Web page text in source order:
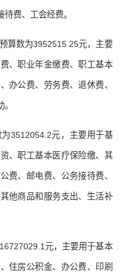
费、工会经费。
算数为3952515.25元，主要
、职业年金缴费、职工基本
办公费、劳务费、退休费、
3512054.2元，主要用于基
、职工基本医疗保险缴、其
费、邮电费、公务接待费、
他商品和服务支出、生活补
元，主要用于基本
住房公积金、办公费、印刷